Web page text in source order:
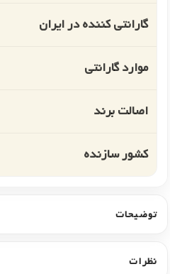
گارانتی کننده در ایران
موارد گارانتی
اصالت برند
کشور سازنده
توضیحات
نظرات